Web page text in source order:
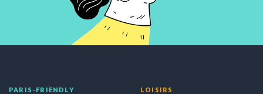
PARIS-FRIENDLY LOISIRS